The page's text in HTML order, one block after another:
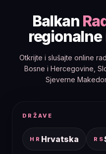
Balkan
regionalne
Otkrijte i slušajte online
Bosne i Hercegovine,
Sjeverne
DRŽAVE
HR Hrvatska RS